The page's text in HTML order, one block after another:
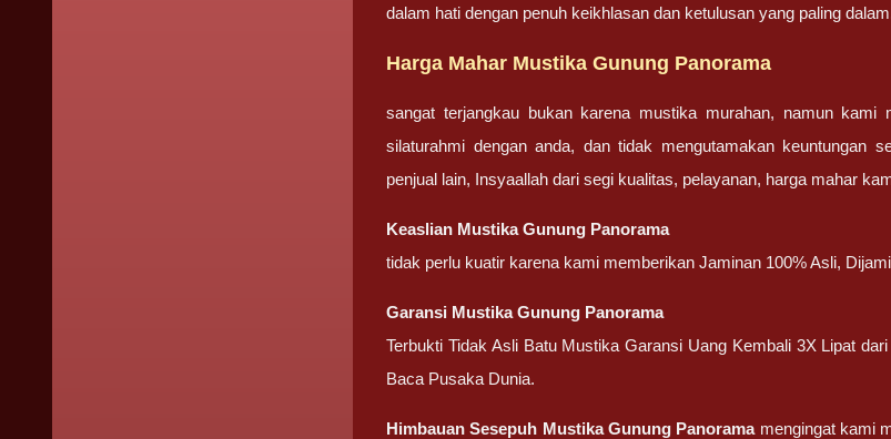
dalam hati dengan penuh keikhlasan dan ketulusan yang paling
Harga Mahar Mustika Gunung Panorama
sangat terjangkau bukan karena mustika murahan, namun
silaturahmi dengan anda, dan tidak mengutamakan keuntungan
penjual lain, Insyaallah dari segi kualitas, pelayanan, harga mahar
Keaslian Mustika Gunung Panorama
tidak perlu kuatir karena kami memberikan Jaminan 100% Asli,
Garansi Mustika Gunung Panorama
Terbukti Tidak Asli Batu Mustika Garansi Uang Kembali 3X Lipat
Baca Pusaka Dunia.
Himbauan Sesepuh Mustika Gunung Panoramamengingat kami